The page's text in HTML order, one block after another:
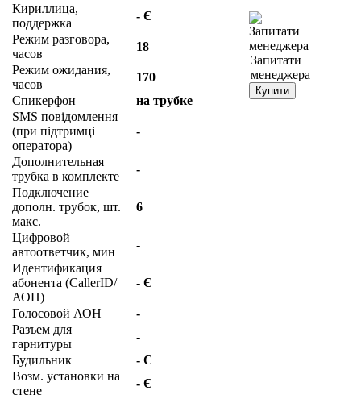
Кириллица,
поддержка
- Є
Режим разговора,
часов
18
Режим ожидания,
часов
170
Спикерфон
на трубке
SMS повідомлення
(при підтримці
оператора)
-
Дополнительная
трубка в комплекте
-
Подключение
дополн. трубок, шт.
макс.
6
Цифровой
автоответчик, мин
-
Идентификация
абонента (CallerID/
АОН)
- Є
Голосовой АОН
-
Разъем для
гарнитуры
-
Будильник
- Є
Возм. установки на
стене
- Є
Запитати
менеджера
Купити